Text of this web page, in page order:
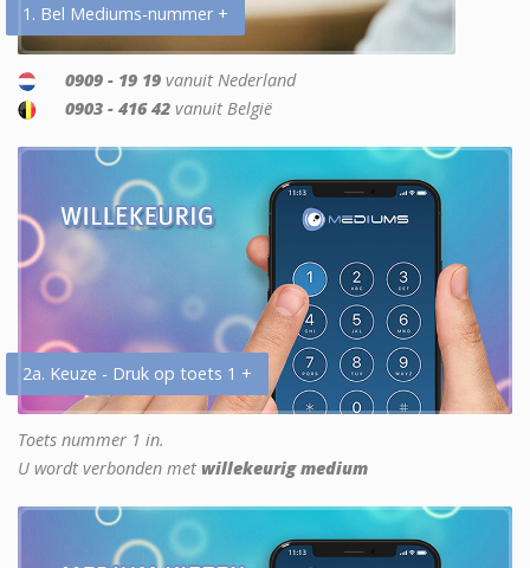
1. Bel Mediums-nummer +
0909 - 19 19 vanuit Nederland
0903 - 416 42 vanuit België
2a. Keuze - Druk op toets 1 +
Toets nummer 1 in.
U wordt verbonden met willekeurig medium